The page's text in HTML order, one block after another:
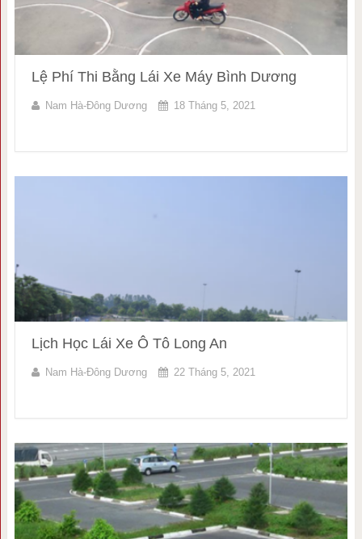
Lệ Phí Thi Bằng Lái Xe Máy Bình Dương
Nam Hà-Đông Dương 18 Tháng 5, 2021
Lịch Học Lái Xe Ô Tô Long An
Nam Hà-Đông Dương 22 Tháng 5, 2021